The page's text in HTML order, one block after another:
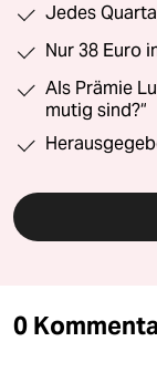
Jedes
Nur 38 Euro
Als Prämie
mutig sind?“
0